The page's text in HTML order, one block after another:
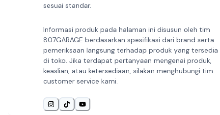
sesuai standar.
Informasi produk pada halaman ini disusun oleh tim
807GARAGE berdasarkan spesifikasi dari brand serta
pemeriksaan langsung terhadap produk yang tersedia
di toko. Jika terdapat pertanyaan mengenai produk,
keaslian, atau ketersediaan, silakan menghubungi tim
customer service kami.